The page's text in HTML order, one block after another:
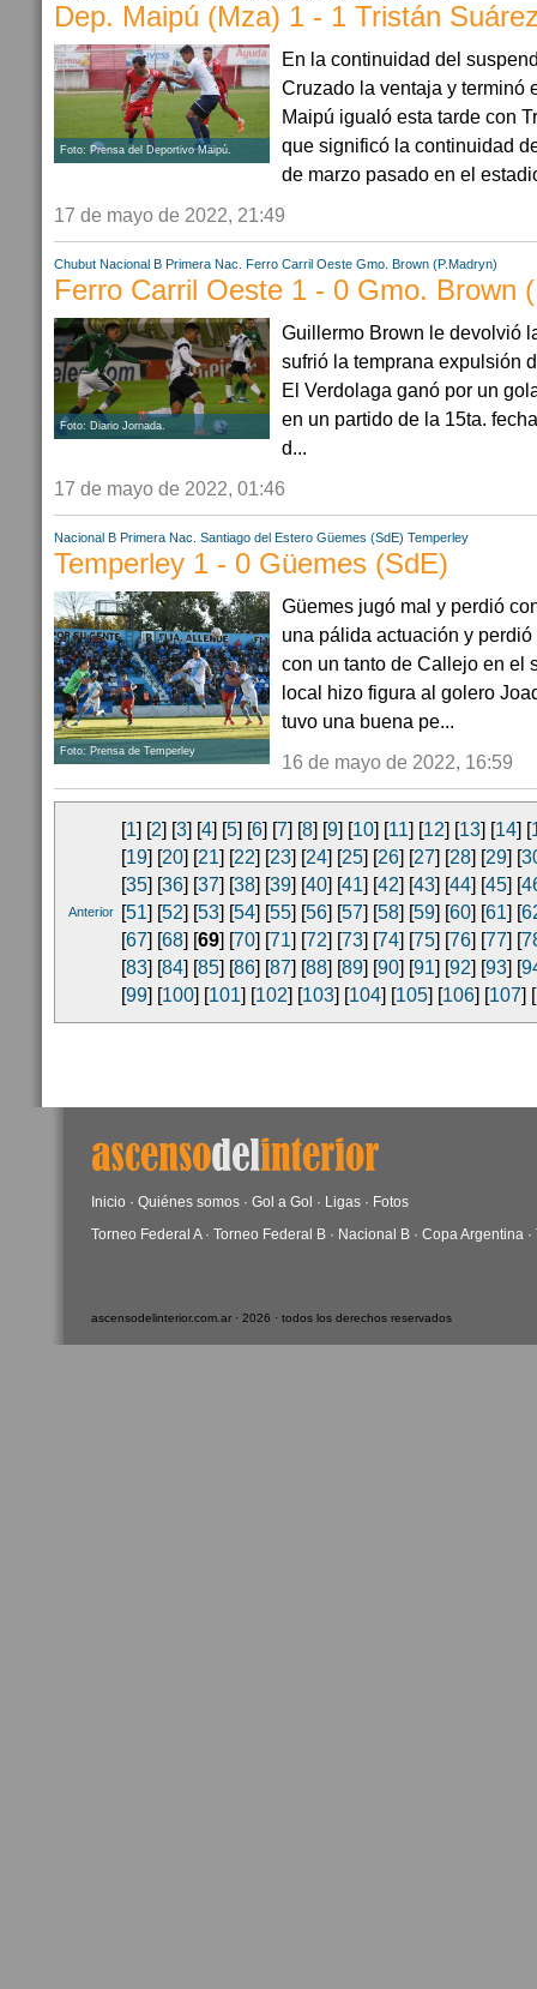
Dep. Maipú (Mza) 1 - 1 Tristán
Foto: Prensa del Deportivo Maipú.
En la continuidad del
Cruzado la ventaja y terminó
Maipú igualó esta tarde con
que significó la continuidad
de marzo pasado en el
17 de mayo de 2022, 21:49
Chubut Nacional B Primera Nac. Ferro Carril Oeste Gmo. Brown (P.Madryn)
Ferro Carril Oeste 1 - 0 Gmo. Brown
Foto: Diario Jornada.
Guillermo Brown le devolvió
sufrió la temprana expulsión
El Verdolaga ganó por un
en un partido de la 15ta.
d...
17 de mayo de 2022, 01:46
Nacional B Primera Nac. Santiago del Estero Güemes (SdE) Temperley
Temperley 1 - 0 Güemes (SdE)
Foto: Prensa de Temperley
Güemes jugó mal y perdió
una pálida actuación y
con un tanto de Callejo en el
local hizo figura al golero
tuvo una buena pe...
16 de mayo de 2022, 16:59
Anterior
[1] [2] [3] [4] [5] [6] [7] [8] [9] [10] [11] [12] [13] [14] [
[19] [20] [21] [22] [23] [24] [25] [26] [27] [28] [29] [
[35] [36] [37] [38] [39] [40] [41] [42] [43] [44] [45] [
[51] [52] [53] [54] [55] [56] [57] [58] [59] [60] [61] [
[67] [68] [69] [70] [71] [72] [73] [74] [75] [76] [77] [
[83] [84] [85] [86] [87] [88] [89] [90] [91] [92] [93] [
[99] [100] [101] [102] [103] [104] [105] [106] [107] [
Inicio · Quiénes somos · Gol a Gol · Ligas · Fotos
Torneo Federal A· Torneo Federal B · Nacional B · Copa Argentina ·
ascensodelinterior.com.ar · 2026 · todos los derechos reservados